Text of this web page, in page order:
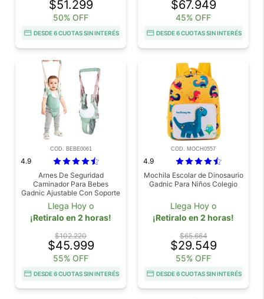
$51.299
50% OFF
DESDE 6 CUOTAS SIN INTERÉS
$67.949
45% OFF
DESDE 6 CUOTAS SIN INTERÉS
COD. BEBE0061
4.9
Arnes De Seguridad
Caminador Para Bebes
Gadnic Ajustable Con Soporte
De Marcha Hasta 20 Kg
Llega Hoy o
¡Retiralo en 2 horas!
$102.220
$45.999
55% OFF
DESDE 6 CUOTAS SIN INTERÉS
COD. MOCH0557
4.9
Mochila Escolar de Dinosaurio
Gadnic Para Niños Colegio
Llega Hoy o
¡Retiralo en 2 horas!
$65.664
$29.549
55% OFF
DESDE 6 CUOTAS SIN INTERÉS